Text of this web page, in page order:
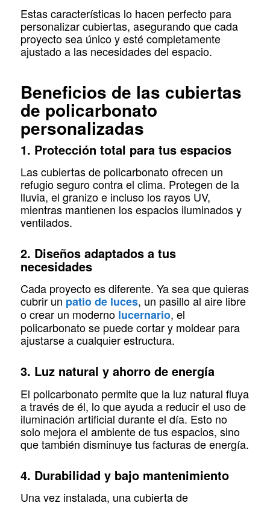
Estas características lo hacen perfecto para
personalizar cubiertas, asegurando que cada
proyecto sea único y esté completamente
ajustado a las necesidades del espacio.
Beneficios de las cubiertas
de policarbonato
personalizadas
1. Protección total para tus espacios
Las cubiertas de policarbonato ofrecen un
refugio seguro contra el clima. Protegen de la
lluvia, el granizo e incluso los rayos UV,
mientras mantienen los espacios iluminados y
ventilados.
2. Diseños adaptados a tus
necesidades
Cada proyecto es diferente. Ya sea que quieras
cubrir un patio de luces, un pasillo al aire libre
o crear un moderno lucernario, el
policarbonato se puede cortar y moldear para
ajustarse a cualquier estructura.
3. Luz natural y ahorro de energía
El policarbonato permite que la luz natural fluya
a través de él, lo que ayuda a reducir el uso de
iluminación artificial durante el día. Esto no
solo mejora el ambiente de tus espacios, sino
que también disminuye tus facturas de energía.
4. Durabilidad y bajo mantenimiento
Una vez instalada, una cubierta de